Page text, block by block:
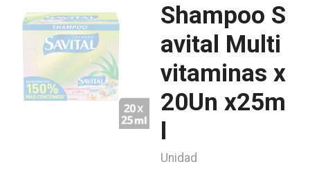
Shampoo S
avital Multi
vitaminas x
20Un x25m
l
Unidad